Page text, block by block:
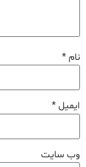
نام*
ایمیل*
وب‌ سایت